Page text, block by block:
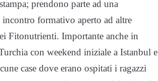
prendono parte ad una
formativo aperto ad altre
Fitonutrienti. Importante anche in
con weekend iniziale a Istanbul e
case dove erano ospitati i ragazzi